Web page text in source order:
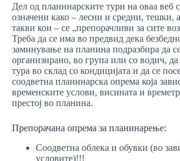
Дел од планинарските тури на оваа веб
означени како – лесни и средни, тешки,
такви кои – се „препорачливи за сите
Треба да се има во предвид дека
заминување на планина подразбира да
организирано, во група или со водич, да
тура во склад со кондицијата и да се
соодветна планинарска опрема која
временските услови, висината и
престој во планина.
Препорачана опрема за планинарење:
Соодветна облека и обувки (во
условите)!!!